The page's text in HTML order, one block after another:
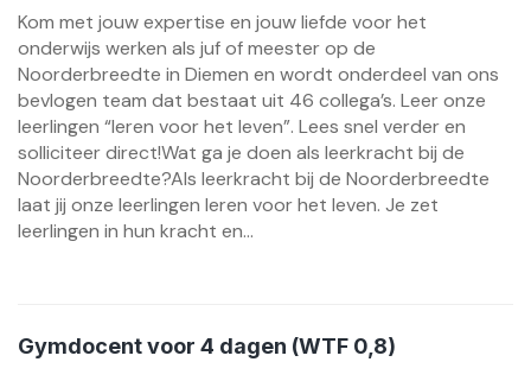
Kom met jouw expertise en jouw liefde voor het
onderwijs werken als juf of meester op de
Noorderbreedte in Diemen en wordt onderdeel van ons
bevlogen team dat bestaat uit 46 collega’s. Leer onze
leerlingen “leren voor het leven”. Lees snel verder en
solliciteer direct!Wat ga je doen als leerkracht bij de
Noorderbreedte?Als leerkracht bij de Noorderbreedte
laat jij onze leerlingen leren voor het leven. Je zet
leerlingen in hun kracht en...
Gymdocent voor 4 dagen (WTF 0,8)